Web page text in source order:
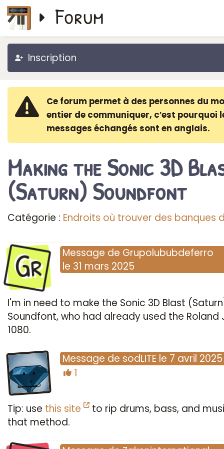
Forum
Inscription
Ce forum permet à des personnes du
entier de communiquer, c′est pourquoi
messages échangés sont en anglais.
Making the Sonic 3D
(Saturn) Soundfont
Catégorie : Endroits où trouver des banques
Gr Message de Grupolububdeferro
le 31 mars 2025
I'm in need to make the Sonic 3D Blast
Soundfont, who had already used the Roland
1080.
Message de sodLITE le 7 avril 2025
1
Tip: use this site
to rip drums, bass, and
that method.